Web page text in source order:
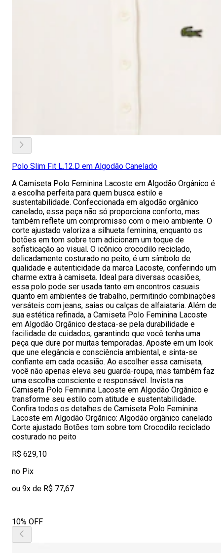
Polo Slim Fit L.12.D em Algodão Canelado
A Camiseta Polo Feminina Lacoste em Algodão Orgânico é
a escolha perfeita para quem busca estilo e
sustentabilidade. Confeccionada em algodão orgânico
canelado, essa peça não só proporciona conforto, mas
também reflete um compromisso com o meio ambiente. O
corte ajustado valoriza a silhueta feminina, enquanto os
botões em tom sobre tom adicionam um toque de
sofisticação ao visual. O icônico crocodilo reciclado,
delicadamente costurado no peito, é um símbolo de
qualidade e autenticidade da marca Lacoste, conferindo um
charme extra à camiseta. Ideal para diversas ocasiões,
essa polo pode ser usada tanto em encontros casuais
quanto em ambientes de trabalho, permitindo combinações
versáteis com jeans, saias ou calças de alfaiataria. Além de
sua estética refinada, a Camiseta Polo Feminina Lacoste
em Algodão Orgânico destaca-se pela durabilidade e
facilidade de cuidados, garantindo que você tenha uma
peça que dure por muitas temporadas. Aposte em um look
que une elegância e consciência ambiental, e sinta-se
confiante em cada ocasião. Ao escolher essa camiseta,
você não apenas eleva seu guarda-roupa, mas também faz
uma escolha consciente e responsável. Invista na
Camiseta Polo Feminina Lacoste em Algodão Orgânico e
transforme seu estilo com atitude e sustentabilidade.
Confira todos os detalhes de Camiseta Polo Feminina
Lacoste em Algodão Orgânico: Algodão orgânico canelado
Corte ajustado Botões tom sobre tom Crocodilo reciclado
costurado no peito
R$ 629,10
no Pix
ou 9x de R$ 77,67
10% OFF